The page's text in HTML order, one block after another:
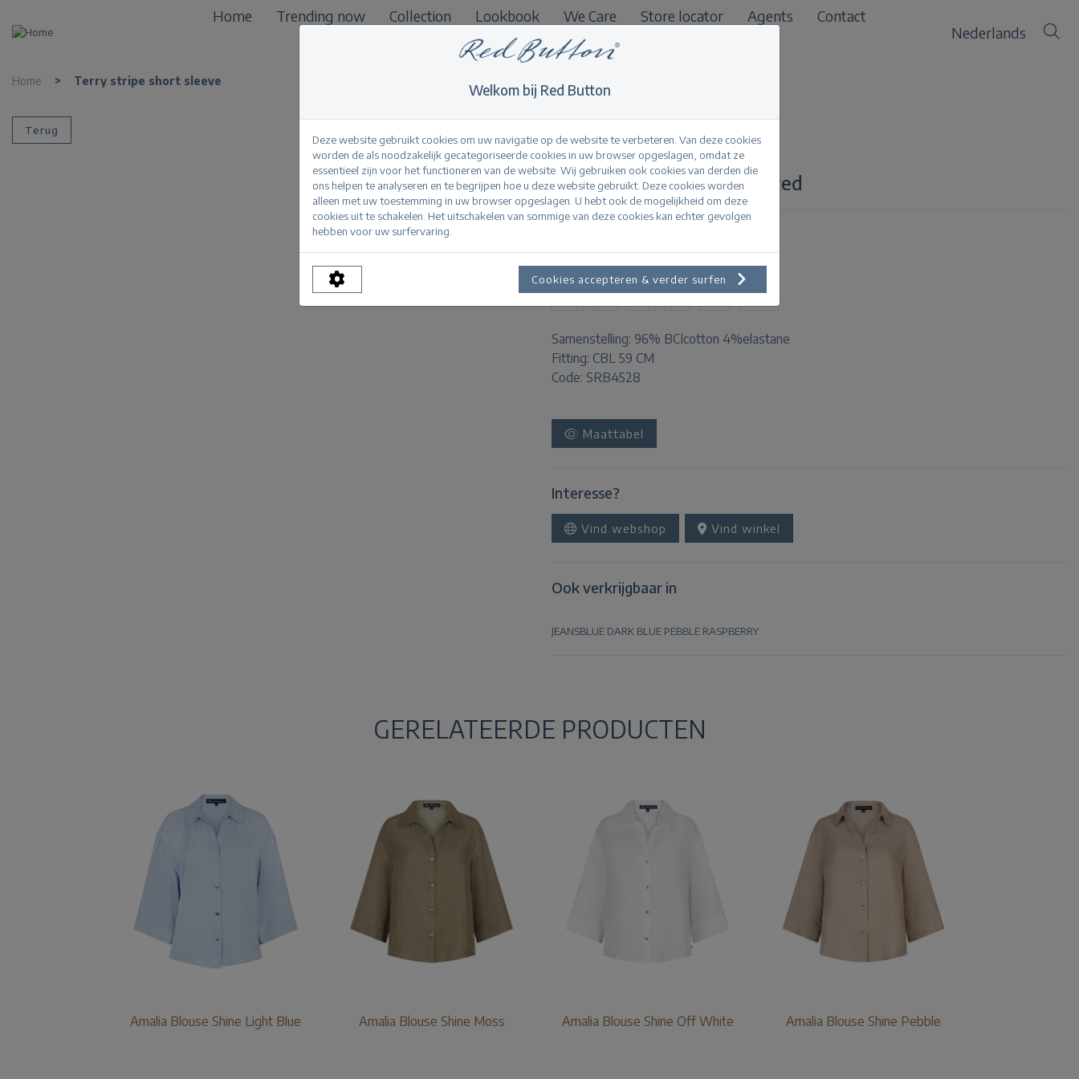
Home Trending now Collection Lookbook We Care Store locator Agents
Contact
B2B
Nederlands
Home > Terry stripe short sleeve
Terug
Terry stripe short sleeve red
BESCHIKBARE MATEN:
Samenstelling: 96% BCIcotton 4%elastane
Fitting: CBL 59 CM
Code: SRB4528
Maattabel
Interesse?
Vind webshop Vind winkel
Ook verkrijgbaar in
JEANSBLUE DARK BLUE PEBBLE RASPBERRY
GERELATEERDE PRODUCTEN
Amalia Blouse Shine Light Blue Amalia Blouse Shine Moss Amalia Blouse Shine Off White Amalia Blouse Shine Pebble
Welkom bij Red Button
Deze website gebruikt cookies om uw navigatie op de website te verbeteren. Van deze cookies
worden de als noodzakelijk gecategoriseerde cookies in uw browser opgeslagen, omdat ze
essentieel zijn voor het functioneren van de website. Wij gebruiken ook cookies van derden die
ons helpen te analyseren en te begrijpen hoe u deze website gebruikt. Deze cookies worden
alleen met uw toestemming in uw browser opgeslagen. U hebt ook de mogelijkheid om deze
cookies uit te schakelen. Het uitschakelen van sommige van deze cookies kan echter gevolgen
hebben voor uw surfervaring.
Cookies accepteren & verder surfen